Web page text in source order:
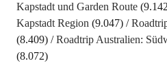
Kapstadt und Garden Route
Kapstadt Region (9.047)
(8.409)
Roadtrip Australien:
(8.072)